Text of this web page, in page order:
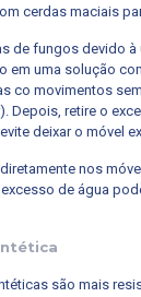
cerdas maciais
de fungos devido à
em uma solução
co movimentos
Depois, retire o
deixar o móvel
nos
de água
são mais